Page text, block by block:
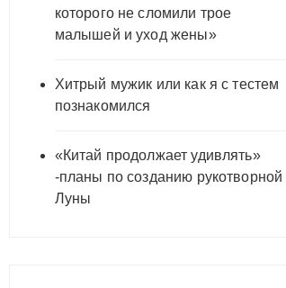
которого не сломили трое
малышей и уход жены»
Хитрый мужик или как я с тестем
познакомился
«Китай продолжает удивлять»
-планы по созданию рукотворной
Луны